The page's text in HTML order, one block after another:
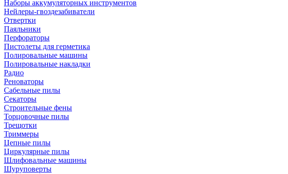
Наборы аккумуляторных инструментов
Нейлеры-гвоздезабиватели
Отвертки
Паяльники
Перфораторы
Пистолеты для герметика
Полировальные машины
Полировальные накладки
Радио
Реноваторы
Сабельные пилы
Секаторы
Строительные фены
Торцовочные пилы
Трещотки
Триммеры
Цепные пилы
Циркулярные пилы
Шлифовальные машины
Шуруповерты